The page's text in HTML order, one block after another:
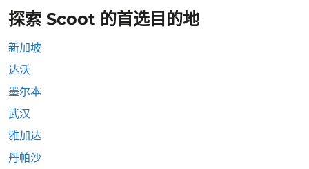
探索 Scoot 的首选目的地
新加坡
达沃
墨尔本
武汉
雅加达
丹帕沙